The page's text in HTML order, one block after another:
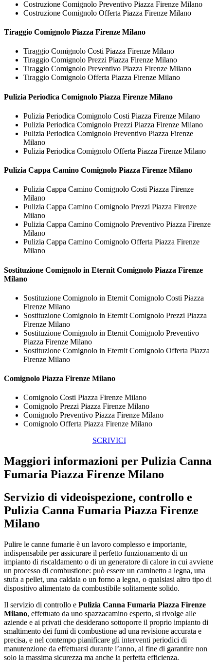
Costruzione Comignolo Preventivo Piazza Firenze Milano
Costruzione Comignolo Offerta Piazza Firenze Milano
Tiraggio Comignolo Piazza Firenze Milano
Tiraggio Comignolo Costi Piazza Firenze Milano
Tiraggio Comignolo Prezzi Piazza Firenze Milano
Tiraggio Comignolo Preventivo Piazza Firenze Milano
Tiraggio Comignolo Offerta Piazza Firenze Milano
Pulizia Periodica Comignolo Piazza Firenze Milano
Pulizia Periodica Comignolo Costi Piazza Firenze Milano
Pulizia Periodica Comignolo Prezzi Piazza Firenze Milano
Pulizia Periodica Comignolo Preventivo Piazza Firenze
Milano
Pulizia Periodica Comignolo Offerta Piazza Firenze Milano
Pulizia Cappa Camino Comignolo Piazza Firenze Milano
Pulizia Cappa Camino Comignolo Costi Piazza Firenze
Milano
Pulizia Cappa Camino Comignolo Prezzi Piazza Firenze
Milano
Pulizia Cappa Camino Comignolo Preventivo Piazza Firenze
Milano
Pulizia Cappa Camino Comignolo Offerta Piazza Firenze
Milano
Sostituzione Comignolo in Eternit Comignolo Piazza Firenze
Milano
Sostituzione Comignolo in Eternit Comignolo Costi Piazza
Firenze Milano
Sostituzione Comignolo in Eternit Comignolo Prezzi Piazza
Firenze Milano
Sostituzione Comignolo in Eternit Comignolo Preventivo
Piazza Firenze Milano
Sostituzione Comignolo in Eternit Comignolo Offerta Piazza
Firenze Milano
Comignolo Piazza Firenze Milano
Comignolo Costi Piazza Firenze Milano
Comignolo Prezzi Piazza Firenze Milano
Comignolo Preventivo Piazza Firenze Milano
Comignolo Offerta Piazza Firenze Milano
SCRIVICI
Maggiori informazioni per Pulizia Canna
Fumaria Piazza Firenze Milano
Servizio di videoispezione, controllo e
Pulizia Canna Fumaria Piazza Firenze
Milano
Pulire le canne fumarie è un lavoro complesso e importante,
indispensabile per assicurare il perfetto funzionamento di un
impianto di riscaldamento o di un generatore di calore in cui avviene
un processo di combustione: può essere un caminetto a legna, una
stufa a pellet, una caldaia o un forno a legna, o qualsiasi altro tipo di
dispositivo alimentato da combustibile solitamente solido.
Il servizio di controllo e Pulizia Canna Fumaria Piazza Firenze
Milano, effettuato da uno spazzacamino esperto, si rivolge alle
aziende e ai privati che desiderano sottoporre il proprio impianto di
smaltimento dei fumi di combustione ad una revisione accurata e
precisa, e nel contempo pianificare gli interventi periodici di
manutenzione da effettuarsi durante l’anno, al fine di garantire non
solo la massima sicurezza ma anche la perfetta efficienza.